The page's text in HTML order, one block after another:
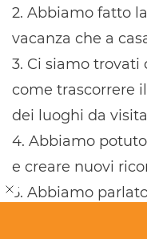
2. Abbiamo fatto
vacanza che a
3. Ci siamo trovati
come trascorrere
dei luoghi da
4. Abbiamo
e creare nuovi
5. Abbiamo